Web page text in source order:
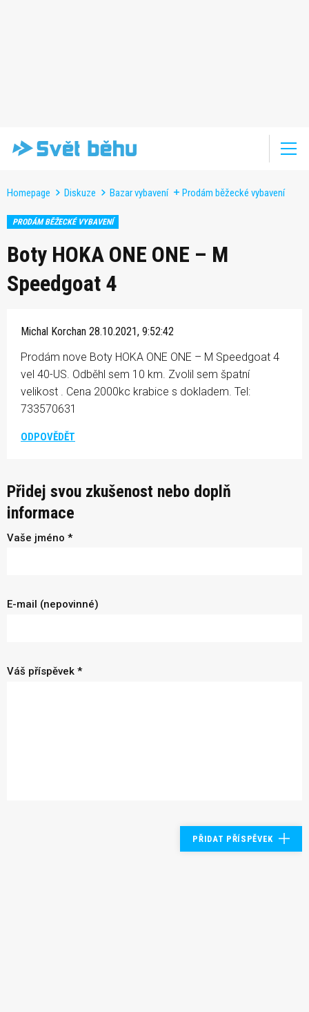
Homepage Diskuze Bazar vybavení Prodám běžecké vybavení
PRODÁM BĚŽECKÉ VYBAVENÍ
Boty HOKA ONE ONE – M
Speedgoat 4
Michal Korchan 28.10.2021, 9:52:42
Prodám nove Boty HOKA ONE ONE – M Speedgoat 4
vel 40-US. Odběhl sem 10 km. Zvolil sem špatní
velikost . Cena 2000kc krabice s dokladem. Tel:
733570631
ODPOVĚDĚT
Přidej svou zkušenost nebo doplň
informace
Vaše jméno *
E-mail (nepovinné)
Váš příspěvek *
PŘIDAT PŘÍSPĚVEK